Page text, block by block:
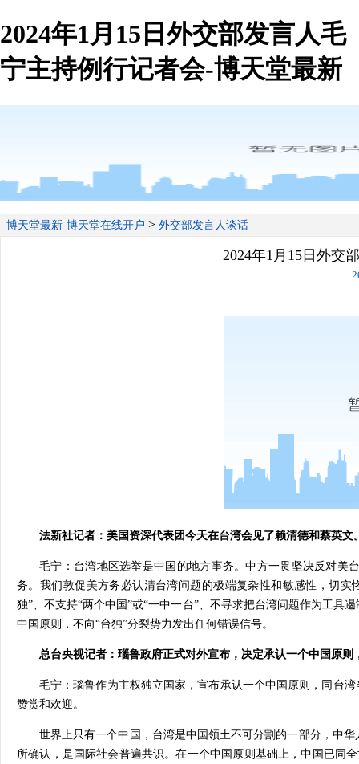
2024年1月15日外交部发言人毛
宁主持例行记者会-博天堂最新
博天堂最新-博天堂在线开户 > 外交部发言人谈话
2024年1月15日外交
法新社记者：美国资深代表团今天在台湾会见了赖清德和蔡英文
毛宁：台湾地区选举是中国的地方事务。中方一贯坚决反对美
务。我们敦促美方务必认清台湾问题的极端复杂性和敏感性，切
独”、不支持“两个中国”或“一中一台”、不寻求把台湾问题作为工具
中国原则，不向“台独”分裂势力发出任何错误信号。
总台央视记者：瑙鲁政府正式对外宣布，决定承认一个中国原
毛宁：瑙鲁作为主权独立国家，宣布承认一个中国原则，同台
赞赏和欢迎。
世界上只有一个中国，台湾是中国领土不可分割的一部分，中
所确认，是国际社会普遍共识。在一个中国原则基础上，中国已同